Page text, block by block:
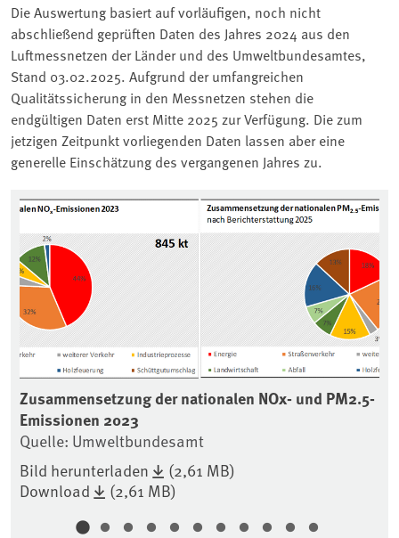
Die Auswertung basiert auf vorläufigen, noch nicht
abschließend geprüften Daten des Jahres 2024 aus den
Luftmessnetzen der Länder und des Umweltbundesamtes,
Stand 03.02.2025. Aufgrund der umfangreichen
Qualitätssicherung in den Messnetzen stehen die
endgültigen Daten erst Mitte 2025 zur Verfügung. Die zum
jetzigen Zeitpunkt vorliegenden Daten lassen aber eine
generelle Einschätzung des vergangenen Jahres zu.
Associated content
Zusammensetzung der nationalen NOx- und PM2.5-
Emissionen 2023
Quelle: Umweltbundesamt
Bild herunterladen
(2,61 MB)
Download
(2,61 MB)